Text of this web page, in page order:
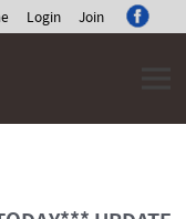
Login Join